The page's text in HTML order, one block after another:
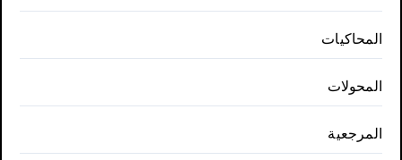
المحاكيات
المحولات
المرجعية